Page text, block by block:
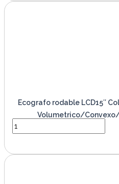
Ecografo rodable LCD15″
Volumetrico/